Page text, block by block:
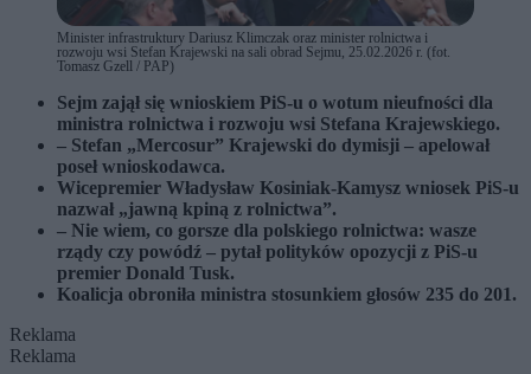
Minister infrastruktury Dariusz Klimczak oraz minister rolnictwa i
rozwoju wsi Stefan Krajewski na sali obrad Sejmu, 25.02.2026 r. (fot.
Tomasz Gzell / PAP)
Sejm zajął się wnioskiem PiS-u o wotum nieufności dla
ministra rolnictwa i rozwoju wsi Stefana Krajewskiego.
– Stefan „Mercosur” Krajewski do dymisji – apelował
poseł wnioskodawca.
Wicepremier Władysław Kosiniak-Kamysz wniosek PiS-u
nazwał „jawną kpiną z rolnictwa”.
– Nie wiem, co gorsze dla polskiego rolnictwa: wasze
rządy czy powódź – pytał polityków opozycji z PiS-u
premier Donald Tusk.
Koalicja obroniła ministra stosunkiem głosów 235 do 201.
Reklama
Reklama